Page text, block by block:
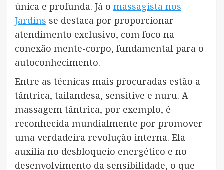
única e profunda. Já o massagista nos
Jardins se destaca por proporcionar
atendimento exclusivo, com foco na
conexão mente-corpo, fundamental para o
autoconhecimento.
Entre as técnicas mais procuradas estão a
tântrica, tailandesa, sensitive e nuru. A
massagem tântrica, por exemplo, é
reconhecida mundialmente por promover
uma verdadeira revolução interna. Ela
auxilia no desbloqueio energético e no
desenvolvimento da sensibilidade, o que